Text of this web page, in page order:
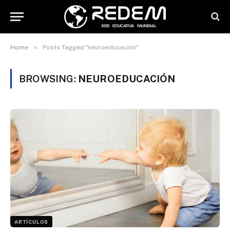
Home » Posts Tagged "neuroeducación"
BROWSING: NEUROEDUCACIÓN
ARTÍCULOS